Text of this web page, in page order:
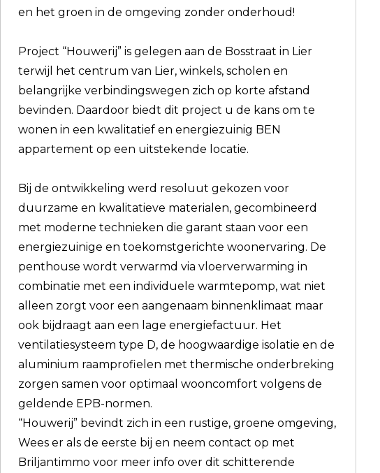
en het groen in de omgeving zonder onderhoud!
Project “Houwerij” is gelegen aan de Bosstraat in Lier
terwijl het centrum van Lier, winkels, scholen en
belangrijke verbindingswegen zich op korte afstand
bevinden. Daardoor biedt dit project u de kans om te
wonen in een kwalitatief en energiezuinig BEN
appartement op een uitstekende locatie.
Bij de ontwikkeling werd resoluut gekozen voor
duurzame en kwalitatieve materialen, gecombineerd
met moderne technieken die garant staan voor een
energiezuinige en toekomstgerichte woonervaring. De
penthouse wordt verwarmd via vloerverwarming in
combinatie met een individuele warmtepomp, wat niet
alleen zorgt voor een aangenaam binnenklimaat maar
ook bijdraagt aan een lage energiefactuur. Het
ventilatiesysteem type D, de hoogwaardige isolatie en de
aluminium raamprofielen met thermische onderbreking
zorgen samen voor optimaal wooncomfort volgens de
geldende EPB-normen.
“Houwerij” bevindt zich in een rustige, groene omgeving,
Wees er als de eerste bij en neem contact op met
Briljantimmo voor meer info over dit schitterende